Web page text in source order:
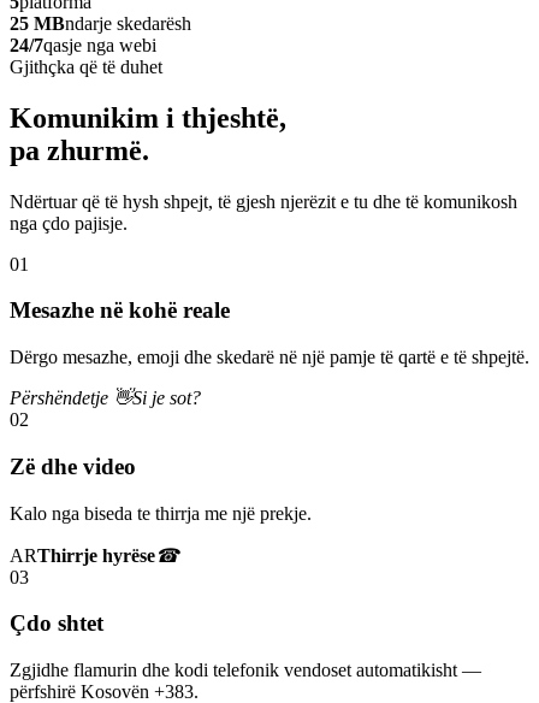
25 MBndarje skedarësh
24/7qasje nga webi
Gjithçka që të duhet
Komunikim i thjeshtë,
pa zhurmë.
Ndërtuar që të hysh shpejt, të gjesh njerëzit e tu dhe të komunikosh
nga çdo pajisje.
01
Mesazhe në kohë reale
Dërgo mesazhe, emoji dhe skedarë në një pamje të qartë e të shpejtë.
Përshëndetje 👋Si je sot?
02
Zë dhe video
Kalo nga biseda te thirrja me një prekje.
ARThirrje hyrëse☎
03
Çdo shtet
Zgjidhe flamurin dhe kodi telefonik vendoset automatikisht —
përfshirë Kosovën +383.